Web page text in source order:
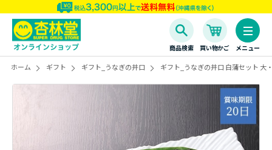
商品検索 買い物かご メニュー
ホーム ギフト ギフト_うなぎの井口 ギフト_うなぎの井口 白蒲セット 大